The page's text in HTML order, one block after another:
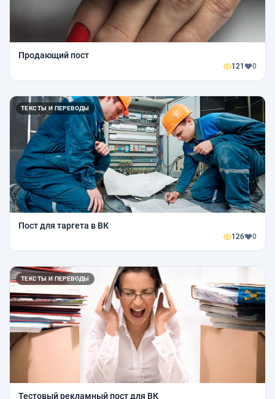
Продающий пост
121 0
ТЕКСТЫ И ПЕРЕВОДЫ
Пост для таргета в ВК
126 0
ТЕКСТЫ И ПЕРЕВОДЫ
Тестовый рекламный пост для ВК